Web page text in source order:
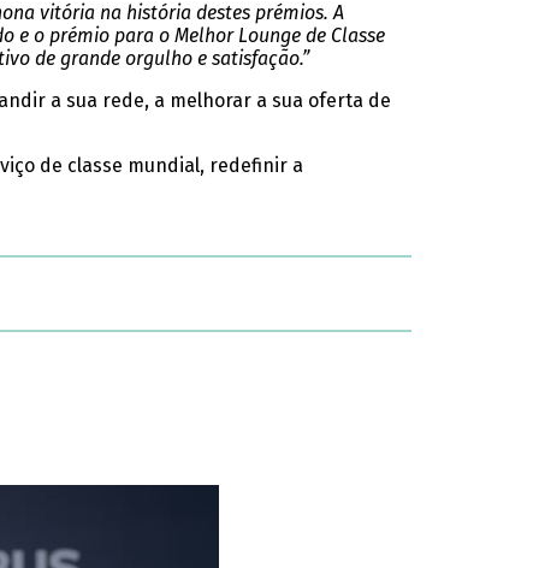
vitória na história destes prémios. A
e o prémio para o Melhor Lounge de Classe
de grande orgulho e satisfação.”
a sua rede, a melhorar a sua oferta de
de classe mundial, redefinir a